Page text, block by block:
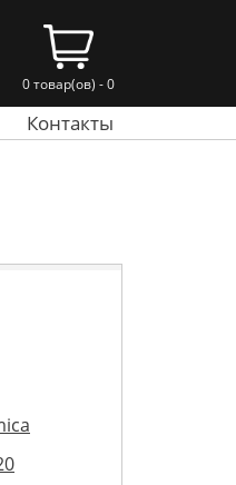
0 товар(ов) - 0
Контакты